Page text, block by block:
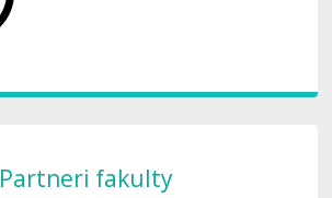
Partneri fakulty